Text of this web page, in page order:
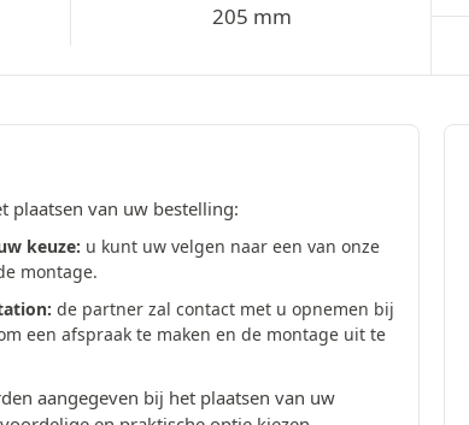
205 mm
plaatsen van uw bestelling:
keuze: u kunt uw velgen naar een van onze
montage.
de partner zal contact met u opnemen bij
een afspraak te maken en de montage uit te
aangegeven bij het plaatsen van uw